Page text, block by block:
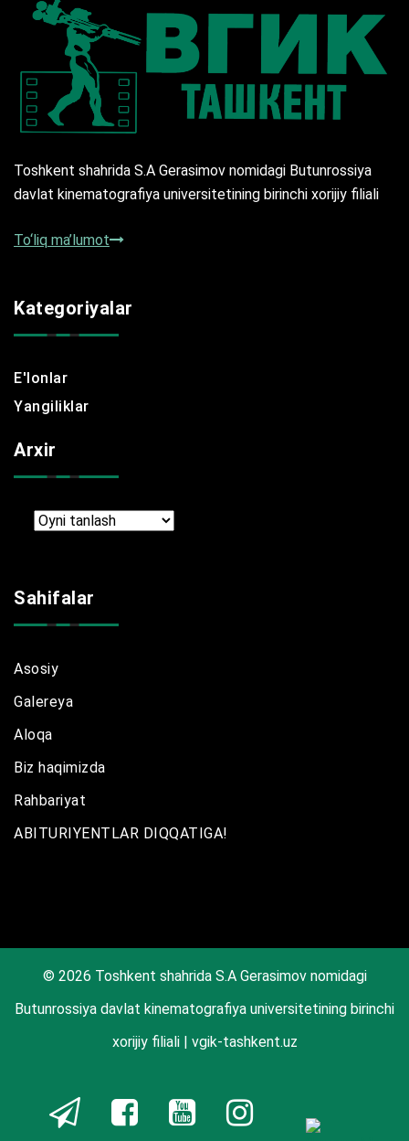
Toshkent shahrida S.A Gerasimov nomidagi Butunrossiya
davlat kinematografiya universitetining birinchi xorijiy filiali
To‘liq ma’lumot
Kategoriyalar
E'lonlar
Yangiliklar
Arxir
Arxir
Sahifalar
Asosiy
Galereya
Aloqa
Biz haqimizda
Rahbariyat
ABITURIYENTLAR DIQQATIGA!
© 2026 Toshkent shahrida S.A Gerasimov nomidagi
Butunrossiya davlat kinematografiya universitetining birinchi
xorijiy filiali | vgik-tashkent.uz